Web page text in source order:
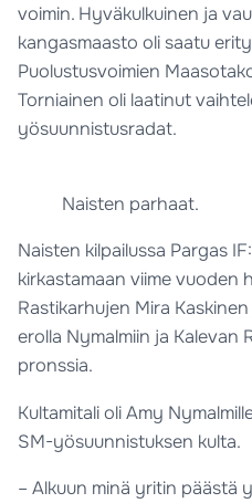
voimin. Hyväkulkuinen ja
kangasmaasto oli saatu
Puolustusvoimien
Torniainen oli laatinut
yösuunnistusradat.
Naisten parhaat.
Naisten kilpailussa Pargas
kirkastamaan viime vuoden
Rastikarhujen Mira
erolla Nymalmiin ja Kalevan
pronssia.
Kultamitali oli Amy
SM-yösuunnistuksen kulta.
– Alkuun minä yritin päästä